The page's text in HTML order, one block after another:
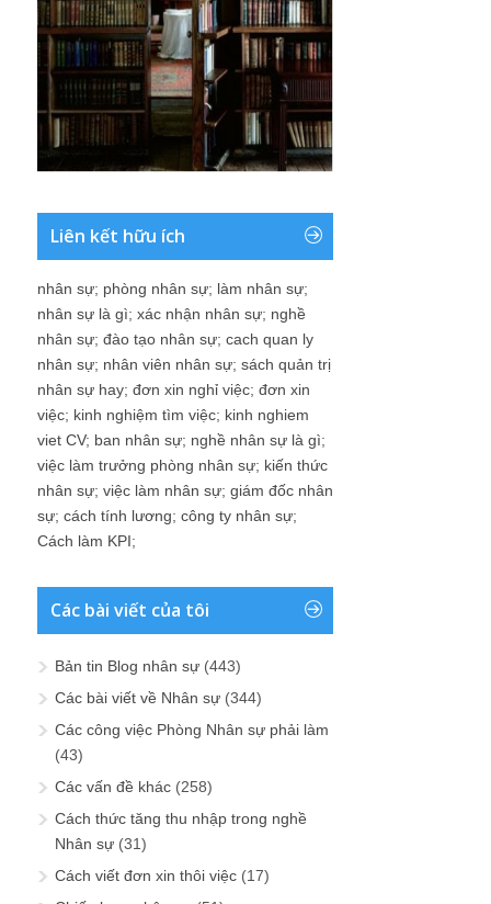
Liên kết hữu ích
nhân sự; phòng nhân sự; làm nhân sự;
nhân sự là gì; xác nhận nhân sự; nghề
nhân sự; đào tạo nhân sự; cach quan ly
nhân sự; nhân viên nhân sự; sách quản trị
nhân sự hay; đơn xin nghỉ việc; đơn xin
việc; kinh nghiệm tìm việc; kinh nghiem
viet CV; ban nhân sự; nghề nhân sự là gì;
việc làm trưởng phòng nhân sự; kiến thức
nhân sự; việc làm nhân sự; giám đốc nhân
sự; cách tính lương; công ty nhân sự;
Cách làm KPI;
Các bài viết của tôi
Bản tin Blog nhân sự (443)
Các bài viết về Nhân sự (344)
Các công việc Phòng Nhân sự phải làm
(43)
Các vấn đề khác (258)
Cách thức tăng thu nhập trong nghề
Nhân sự (31)
Cách viết đơn xin thôi việc (17)